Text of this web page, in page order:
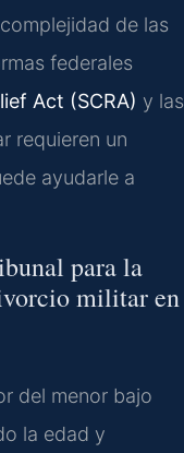
de las
federales
Act (SCRA) y las
requieren un
ayudarle a
para la
militar en
del menor bajo
la edad y